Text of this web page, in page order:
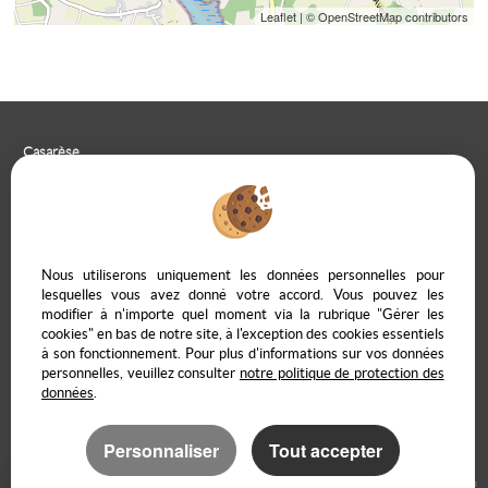
Leaflet| © OpenStreetMap contributors
Casarèse
09 85 65 95 83
Mentions Légales Politique de protection des données
Gérer les cookies
Notre barème d'honoraires
Accès propriétaire en ligne
Logiciel immobilier Adapt Immo
Nous utiliserons uniquement les données personnelles pour
lesquelles vous avez donné votre accord. Vous pouvez les
modifier à n'importe quel moment via la rubrique "Gérer les
cookies" en bas de notre site, à l'exception des cookies essentiels
à son fonctionnement. Pour plus d'informations sur vos données
personnelles, veuillez consulter notre politique de protection des
données.
Personnaliser Tout accepter